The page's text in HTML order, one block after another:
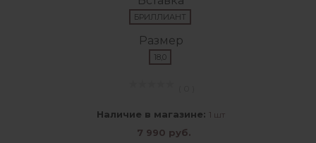
БРИЛЛИАНТ
Размер
18,0
Наличие в магазине: 1 шт
7 990 руб.